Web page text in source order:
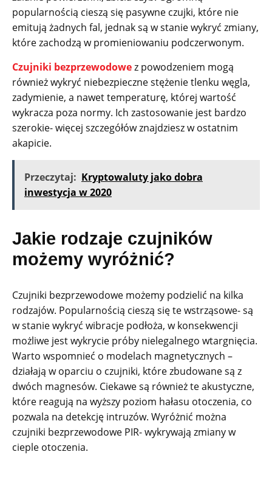
popularnością cieszą się pasywne czujki, które nie
emitują żadnych fal, jednak są w stanie wykryć zmiany,
które zachodzą w promieniowaniu podczerwonym.
Czujniki bezprzewodowez powodzeniem mogą
również wykryć niebezpieczne stężenie tlenku węgla,
zadymienie, a nawet temperaturę, której wartość
wykracza poza normy. Ich zastosowanie jest bardzo
szerokie- więcej szczegółów znajdziesz w ostatnim
akapicie.
Przeczytaj: Kryptowaluty jako dobra
inwestycja w 2020
Jakie rodzaje czujników
możemy wyróżnić?
Czujniki bezprzewodowe możemy podzielić na kilka
rodzajów. Popularnością cieszą się te wstrząsowe- są
w stanie wykryć wibracje podłoża, w konsekwencji
możliwe jest wykrycie próby nielegalnego wtargnięcia.
Warto wspomnieć o modelach magnetycznych –
działają w oparciu o czujniki, które zbudowane są z
dwóch magnesów. Ciekawe są również te akustyczne,
które reagują na wyższy poziom hałasu otoczenia, co
pozwala na detekcję intruzów. Wyróżnić można
czujniki bezprzewodowe PIR- wykrywają zmiany w
cieple otoczenia.